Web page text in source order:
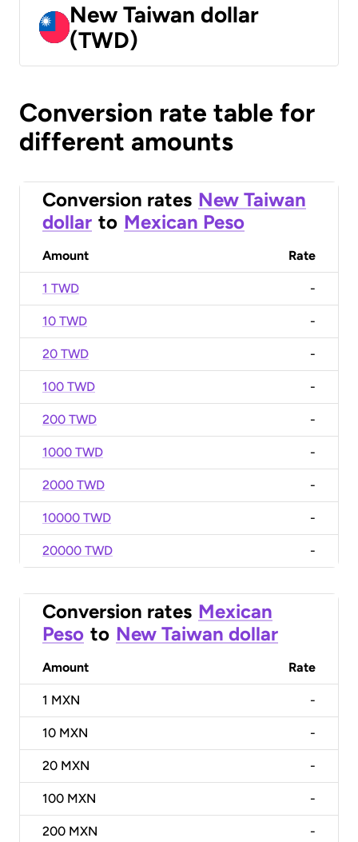
New Taiwan dollar
(TWD)
Conversion rate table for
different amounts
Conversion rates New Taiwan
dollar to Mexican Peso
Amount Rate
1 TWD -
10 TWD -
20 TWD -
100 TWD -
200 TWD -
1000 TWD -
2000 TWD -
10000 TWD -
20000 TWD -
Conversion rates Mexican
Peso to New Taiwan dollar
Amount Rate
1 MXN -
10 MXN -
20 MXN -
100 MXN -
200 MXN -